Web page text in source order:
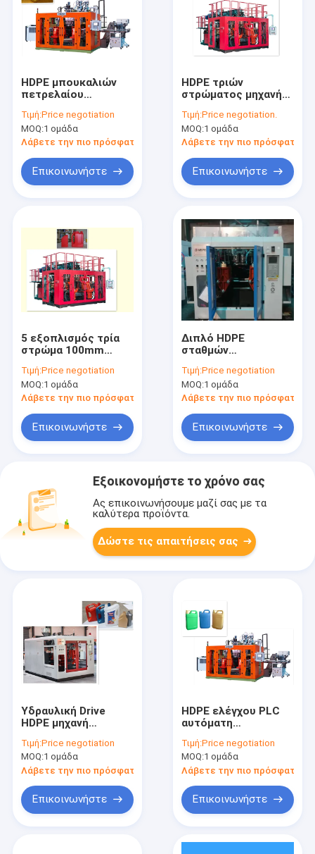
HDPE μπουκαλιών
πετρελαίου
σχηματοποίησης
χτυπήματος
Τιμή:Price negotiation
MOQ:1 ομάδα
Λάβετε την πιο πρόσφατη τιμή
Επικοινωνήστε
HDPE τριών
στρώματος μηχανή
MP100FD
σχηματοποίησης
χτυπήματος για το
Τιμή:Price negotiation.
MOQ:1 ομάδα
Λάβετε την πιο πρόσφατη
Επικοινωνήστε
5 εξοπλισμός τρία
στρώμα 100mm
χτυπήματος
γαλονιού/3 γαλόνι
διάμετρος βιδών
Τιμή:Price negotiation
MOQ:1 ομάδα
Λάβετε την πιο πρόσφατη τιμή
Επικοινωνήστε
Διπλό HDPE
σταθμών
σχηματοποίησης
μηχανών κεφάλι
κύβων υψηλής
διευθετήσιμο για το
μπουκάλι
Τιμή:Price negotiation
MOQ:1 ομάδα
Λάβετε την πιο πρόσφατη
Επικοινωνήστε
Εξοικονομήστε το χρόνο σας
Ας επικοινωνήσουμε μαζί σας με τα
καλύτερα προϊόντα.
Δώστε τις απαιτήσεις σας
Υδραυλική Drive
HDPE μηχανή
χτυπήματος με το
ακριβές ηλεκτρικό
σύστημα ελέγχου
Τιμή:Price negotiation
MOQ:1 ομάδα
Λάβετε την πιο πρόσφατη τιμή
Επικοινωνήστε
HDPE ελέγχου PLC
αυτόματη
ικανότητα
εμπορευματοκιβωτίων
σχηματοποίησης
προσαρμοσμένη
μηχανή
Τιμή:Price negotiation
MOQ:1 ομάδα
Λάβετε την πιο πρόσφατη
Επικοινωνήστε